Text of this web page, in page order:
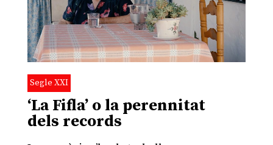
Segle XXI
‘La Fifla’ o la perennitat
dels records